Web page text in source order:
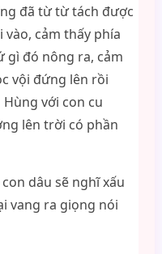
đã từ từ tách được
vào, cảm thấy phía
đó nông ra, cảm
vội đứng lên rồi
với con cu
lên trời có phần
dâu sẽ nghĩ xấu
vang ra giọng nói